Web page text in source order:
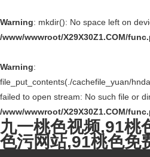
Warning: mkdir(): No space left on
/www/wwwroot/X29X30Z1.COM/
Warning:
file_put_contents(./cachefile_yuan/
failed to open stream: No such file or
/www/wwwroot/X29X30Z1.COM/
九一桃色视频,91桃
色污网站,91桃色免